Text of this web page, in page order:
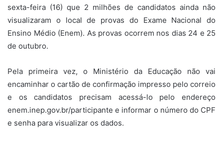
sexta-feira (16) que 2 milhões de candidatos ainda não
visualizaram o local de provas do Exame Nacional do
Ensino Médio (Enem). As provas ocorrem nos dias 24 e 25
de outubro.
Pela primeira vez, o Ministério da Educação não vai
encaminhar o cartão de confirmação impresso pelo correio
e os candidatos precisam acessá-lo pelo endereço
enem.inep.gov.br/participante e informar o número do CPF
e senha para visualizar os dados.